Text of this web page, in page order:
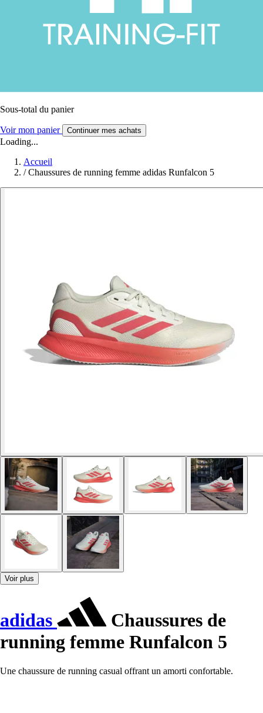
Sous-total du panier
Voir mon panier Continuer mes achats
Loading...
Accueil
/ Chaussures de running femme adidas Runfalcon 5
Voir plus
adidas
Chaussures de
running femme Runfalcon 5
Une chaussure de running casual offrant un amorti confortable.